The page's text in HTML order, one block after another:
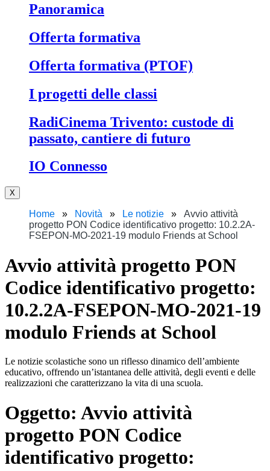
Panoramica
Offerta formativa
Offerta formativa (PTOF)
I progetti delle classi
RadiCinema Trivento: custode di
passato, cantiere di futuro
IO Connesso
X
Home Novità Le notizie
Avvio attività
progetto PON Codice identificativo progetto: 10.2.2A-
FSEPON-MO-2021-19 modulo Friends at School
Avvio attività progetto PON
Codice identificativo progetto:
10.2.2A-FSEPON-MO-2021-19
modulo Friends at School
Le notizie scolastiche sono un riflesso dinamico dell’ambiente
educativo, offrendo un’istantanea delle attività, degli eventi e delle
realizzazioni che caratterizzano la vita di una scuola.
Oggetto: Avvio attività
progetto PON Codice
identificativo progetto: